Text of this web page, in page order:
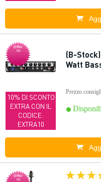
Offer
ta
10% DI SCONTO
EXTRA CON IL
CODICE:
EXTRA10
(B-
Watt
Prezzo
Offer
ta